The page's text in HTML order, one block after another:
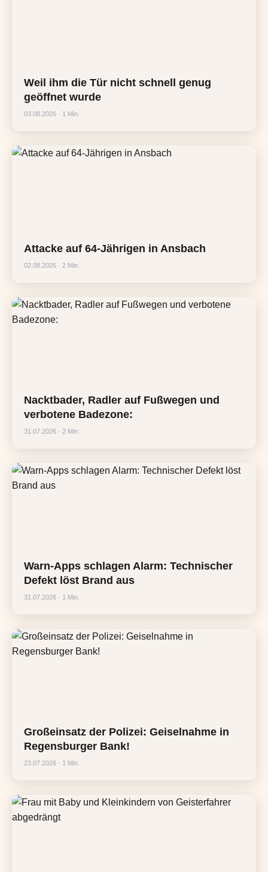
Weil ihm die Tür nicht schnell genug
geöffnet wurde
03.08.2026 · 1 Min.
Attacke auf 64-Jährigen in Ansbach
02.08.2026 · 2 Min.
Nacktbader, Radler auf Fußwegen und
verbotene Badezone:
31.07.2026 · 2 Min.
Warn-Apps schlagen Alarm: Technischer
Defekt löst Brand aus
31.07.2026 · 1 Min.
Großeinsatz der Polizei: Geiselnahme in
Regensburger Bank!
23.07.2026 · 1 Min.